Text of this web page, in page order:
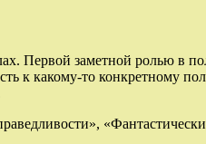
Первой заметной ролью в
к какому-то конкретному